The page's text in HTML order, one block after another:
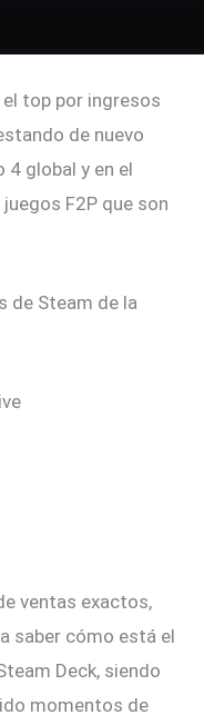
top por ingresos
de nuevo
4 global y en el
F2P que son
de Steam de la
ventas exactos,
saber cómo está el
Deck, siendo
momentos de